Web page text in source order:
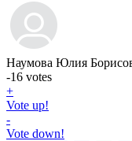
Наумова Юлия
-16 votes
+
Vote up!
-
Vote down!